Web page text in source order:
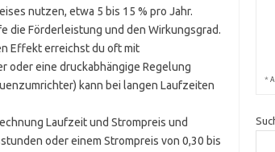
nutzen, etwa 5 bis 15 % pro Jahr.
die Förderleistung und den Wirkungsgrad.
Effekt erreichst du oft mit
oder eine druckabhängige Regelung
kann bei langen Laufzeiten
Laufzeit und Strompreis und
oder einem Strompreis von 0,30 bis
*